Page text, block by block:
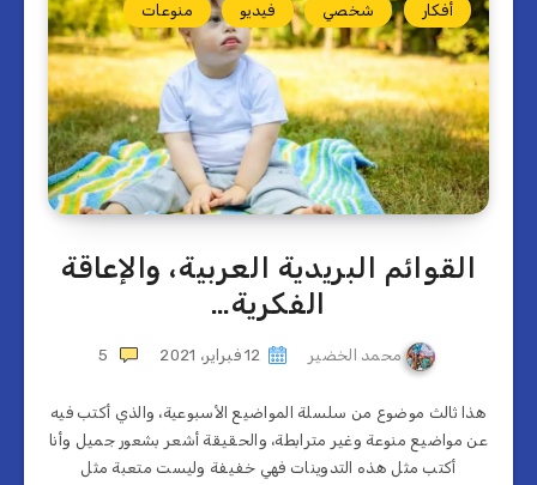
أفكار شخصي فيديو منوعات
القوائم البريدية العربية، والإعاقة
الفكرية…
محمد الخضير 12 فبراير، 2021 5
هذا ثالث موضوع من سلسلة المواضيع الأسبوعية، والذي أكتب فيه
عن مواضيع منوعة وغير مترابطة، والحقيقة أشعر بشعور جميل وأنا
أكتب مثل هذه التدوينات فهي خفيفة وليست متعبة مثل